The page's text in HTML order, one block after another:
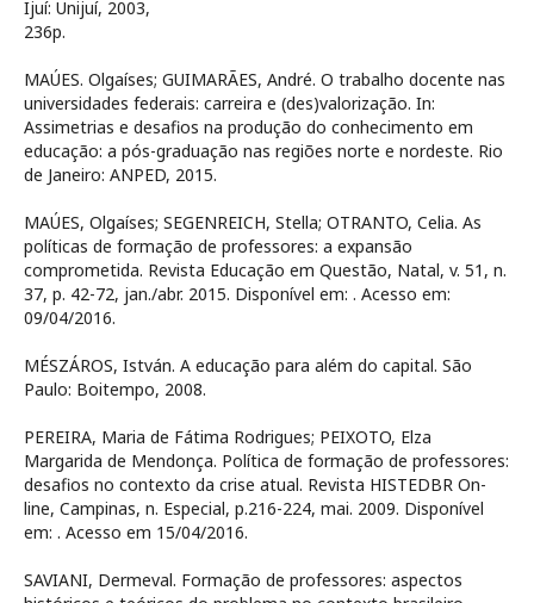
Ijuí: Unijuí, 2003,
236p.
MAÚES. Olgaíses; GUIMARÃES, André. O trabalho docente nas
universidades federais: carreira e (des)valorização. In:
Assimetrias e desafios na produção do conhecimento em
educação: a pós-graduação nas regiões norte e nordeste. Rio
de Janeiro: ANPED, 2015.
MAÚES, Olgaíses; SEGENREICH, Stella; OTRANTO, Celia. As
políticas de formação de professores: a expansão
comprometida. Revista Educação em Questão, Natal, v. 51, n.
37, p. 42-72, jan./abr. 2015. Disponível em: . Acesso em:
09/04/2016.
MÉSZÁROS, István. A educação para além do capital. São
Paulo: Boitempo, 2008.
PEREIRA, Maria de Fátima Rodrigues; PEIXOTO, Elza
Margarida de Mendonça. Política de formação de professores:
desafios no contexto da crise atual. Revista HISTEDBR On-
line, Campinas, n. Especial, p.216-224, mai. 2009. Disponível
em: . Acesso em 15/04/2016.
SAVIANI, Dermeval. Formação de professores: aspectos